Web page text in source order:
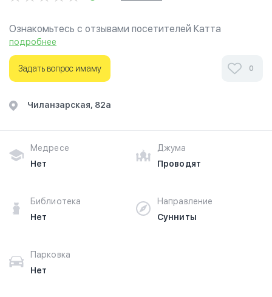
Ознакомьтесь с отзывами посетителей Катта
Козиробод в г.Ташкент на фотографиях и узнайте о
часах работы. Ваше духовное путешествие начинается
здесь.
подробнее
Задать вопрос имаму 0
​Чиланзарская, 82а
Медресе
Нет
Джума
Проводят
Библиотека
Нет
Направление
Сунниты
Парковка
Нет